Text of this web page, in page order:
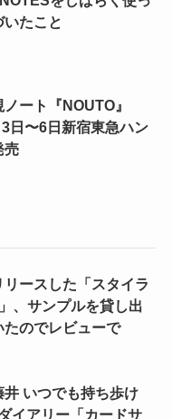
たこと
ート『NOUTO』
日〜6日新宿東急ハン
売
ースした「スタイラ
、サンプルを貸し出
たのでレビューで
井 いつでも持ち歩け
イアリー「カードサ